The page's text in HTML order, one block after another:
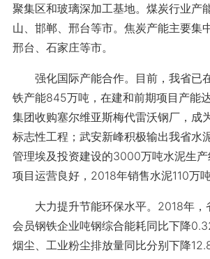
聚集区和玻璃深加工基地。煤炭行业产
山、邯郸、邢台等市。焦炭产能主要集
邢台、石家庄等市。
强化国际产能合作。目前，我省已
铁产能845万吨，在建和前期项目产能
集团收购塞尔维亚斯梅代雷沃钢厂，成
标志性工程；武安新峰积极输出我省水
管理埃及投资建设的3000万吨水泥生
项目运营良好，2018年销售水泥110万吨
大力提升节能环保水平。2018年，
会员钢铁企业吨钢综合能耗同比下降
烟尘、工业粉尘排放量同比分别下降